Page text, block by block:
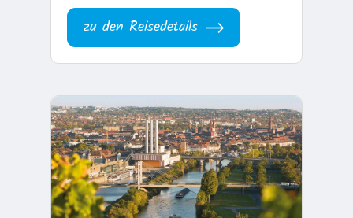
zu den Reisedetails